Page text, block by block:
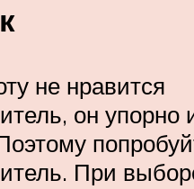
не нравится
он упорно
При